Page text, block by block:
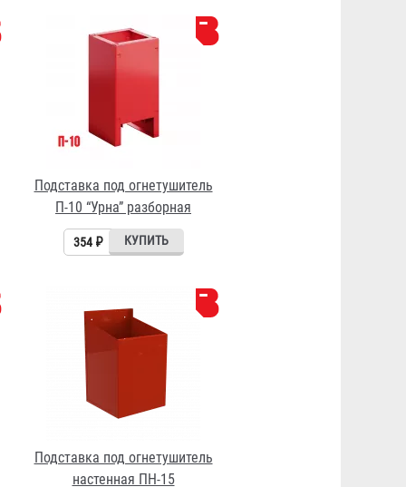
Подставка под огнетушитель
П-10 “Урна” разборная
354 ₽
Подставка под огнетушитель
настенная ПН-15